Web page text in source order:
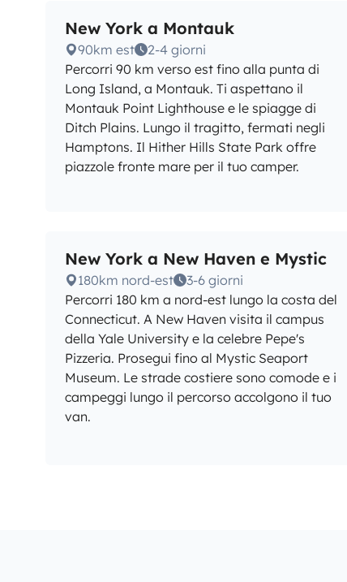
New York a Montauk
90km est
2-4 giorni
Percorri 90 km verso est fino alla punta di
Long Island, a Montauk. Ti aspettano il
Montauk Point Lighthouse e le spiagge di
Ditch Plains. Lungo il tragitto, fermati negli
Hamptons. Il Hither Hills State Park offre
piazzole fronte mare per il tuo camper.
New York a New Haven e Mystic
180km nord-est
3-6 giorni
Percorri 180 km a nord-est lungo la costa del
Connecticut. A New Haven visita il campus
della Yale University e la celebre Pepe's
Pizzeria. Prosegui fino al Mystic Seaport
Museum. Le strade costiere sono comode e i
campeggi lungo il percorso accolgono il tuo
van.